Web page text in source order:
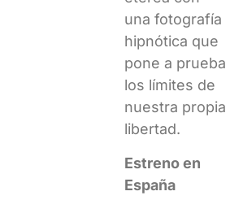
una fotografía
hipnótica que
pone a prueba
los límites de
nuestra propia
libertad.
Estreno en
España